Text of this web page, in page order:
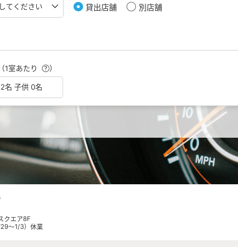
貸出店舗 別店舗
（1室あたり ）
クエア8F
～1/3）休業